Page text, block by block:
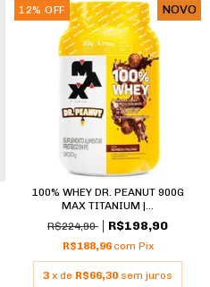
12% OFF NOVO
100% WHEY DR. PEANUT 900G
MAX TITANIUM |...
R$224,90
R$198,90
R$188,96com Pix
3 x de R$66,30 sem juros